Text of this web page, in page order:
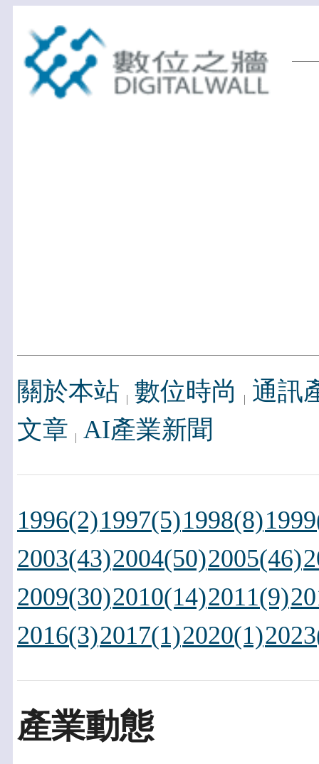
關於本站 數位時尚
通訊
文章 AI產業新聞
1996(2)1997(5)1998(8)
2003(43)2004(50)2005(46)
2009(30)2010(14)2011(9)
2016(3)2017(1)2020(1)
產業動態